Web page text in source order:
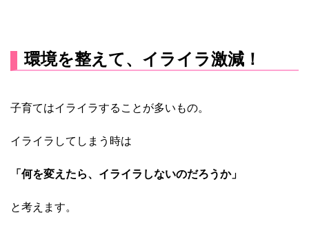
環境を整えて、イライラ激減！
子育てはイライラすることが多いもの。
イライラしてしまう時は
「何を変えたら、イライラしないのだろうか」
と考えます。